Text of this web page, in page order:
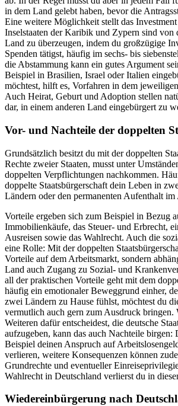
in dem Land gelebt haben, bevor die
Eine weitere Möglichkeit stellt das
Inselstaaten der Karibik und Zypern sind von
Land zu überzeugen, indem du großzügige
Spenden tätigst, häufig im sechs- bis
die Abstammung kann ein gutes Argument
Beispiel in Brasilien, Israel oder Italien
möchtest, hilft es, Vorfahren in dem
Auch Heirat, Geburt und Adoption stellen
dar, in einem anderen Land eingebürgert zu
Vor- und Nachteile der doppelten
Grundsätzlich besitzt du mit der doppelten
Rechte zweier Staaten, musst unter
doppelten Verpflichtungen nachkommen.
doppelte Staatsbürgerschaft dein Leben in
Ländern oder den permanenten Aufenthalt im
Vorteile ergeben sich zum Beispiel in Bezug
Immobilienkäufe, das Steuer- und Erbrecht,
Ausreisen sowie das Wahlrecht. Auch die
eine Rolle: Mit der doppelten
Vorteile auf dem Arbeitsmarkt, sondern
Land auch Zugang zu Sozial- und
all der praktischen Vorteile geht mit dem
häufig ein emotionaler Beweggrund einher,
zwei Ländern zu Hause fühlst, möchtest du
vermutlich auch gern zum Ausdruck bringen.
Weiteren dafür entscheidest, die deutsche
aufzugeben, kann das auch Nachteile birgen:
Beispiel deinen Anspruch auf
verlieren, weitere Konsequenzen können
Grundrechte und eventueller
Wahlrecht in Deutschland verlierst du in
Wiedereinbürgerung nach